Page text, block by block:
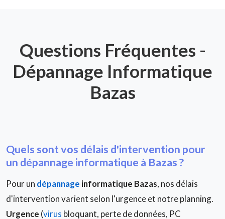
Questions Fréquentes -
Dépannage Informatique
Bazas
Quels sont vos délais d'intervention pour
un dépannage informatique à Bazas ?
Pour un dépannage informatique Bazas, nos délais
d'intervention varient selon l'urgence et notre planning.
Urgence (virus bloquant, perte de données, PC